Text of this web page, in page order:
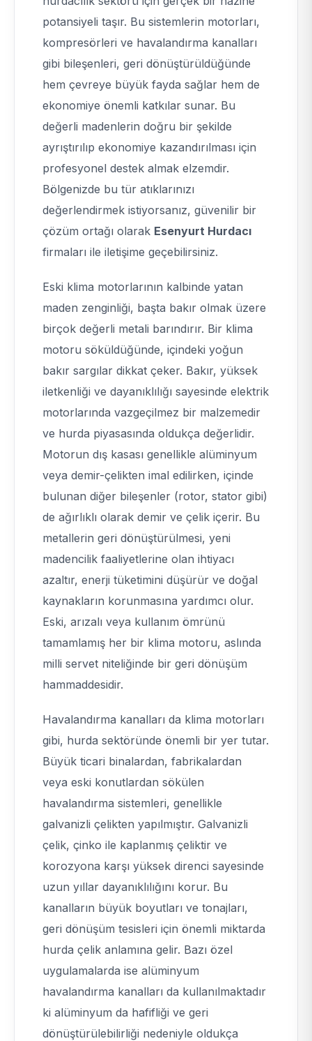
potansiyeli taşır. Bu sistemlerin motorları,
kompresörleri ve havalandırma kanalları
gibi bileşenleri, geri dönüştürüldüğünde
hem çevreye büyük fayda sağlar hem de
ekonomiye önemli katkılar sunar. Bu
değerli madenlerin doğru bir şekilde
ayrıştırılıp ekonomiye kazandırılması için
profesyonel destek almak elzemdir.
Bölgenizde bu tür atıklarınızı
değerlendirmek istiyorsanız, güvenilir bir
çözüm ortağı olarak Esenyurt Hurdacı
firmaları ile iletişime geçebilirsiniz.
Eski klima motorlarının kalbinde yatan
maden zenginliği, başta bakır olmak üzere
birçok değerli metali barındırır. Bir klima
motoru söküldüğünde, içindeki yoğun
bakır sargılar dikkat çeker. Bakır, yüksek
iletkenliği ve dayanıklılığı sayesinde elektrik
motorlarında vazgeçilmez bir malzemedir
ve hurda piyasasında oldukça değerlidir.
Motorun dış kasası genellikle alüminyum
veya demir-çelikten imal edilirken, içinde
bulunan diğer bileşenler (rotor, stator gibi)
de ağırlıklı olarak demir ve çelik içerir. Bu
metallerin geri dönüştürülmesi, yeni
madencilik faaliyetlerine olan ihtiyacı
azaltır, enerji tüketimini düşürür ve doğal
kaynakların korunmasına yardımcı olur.
Eski, arızalı veya kullanım ömrünü
tamamlamış her bir klima motoru, aslında
milli servet niteliğinde bir geri dönüşüm
hammaddesidir.
Havalandırma kanalları da klima motorları
gibi, hurda sektöründe önemli bir yer tutar.
Büyük ticari binalardan, fabrikalardan
veya eski konutlardan sökülen
havalandırma sistemleri, genellikle
galvanizli çelikten yapılmıştır. Galvanizli
çelik, çinko ile kaplanmış çeliktir ve
korozyona karşı yüksek direnci sayesinde
uzun yıllar dayanıklılığını korur. Bu
kanalların büyük boyutları ve tonajları,
geri dönüşüm tesisleri için önemli miktarda
hurda çelik anlamına gelir. Bazı özel
uygulamalarda ise alüminyum
havalandırma kanalları da kullanılmaktadır
ki alüminyum da hafifliği ve geri
dönüştürülebilirliği nedeniyle oldukça